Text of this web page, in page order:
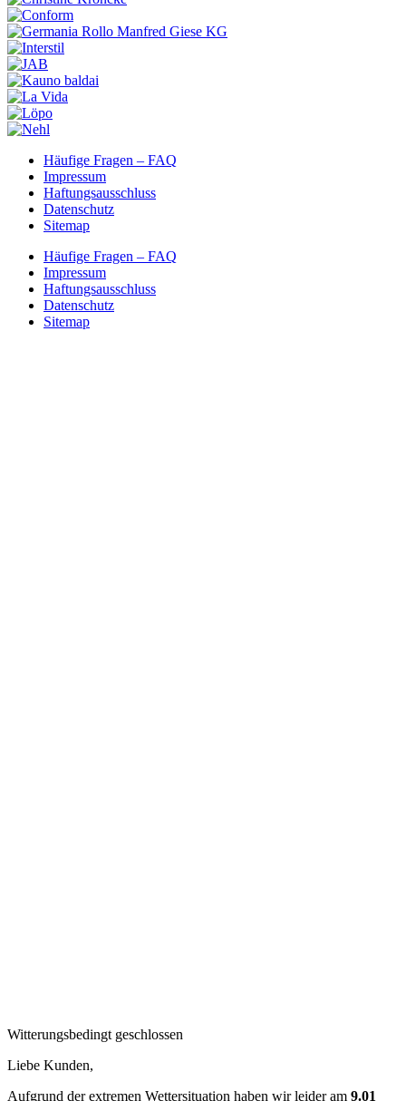
Häufige Fragen – FAQ
Impressum
Haftungsausschluss
Datenschutz
Sitemap
Häufige Fragen – FAQ
Impressum
Haftungsausschluss
Datenschutz
Sitemap
Witterungsbedingt geschlossen
Liebe Kunden,
Aufgrund der extremen Wettersituation haben wir leider am 9.01